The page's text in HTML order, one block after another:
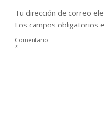
Tu dirección de correo
Los campos obligatorios
Comentario
*